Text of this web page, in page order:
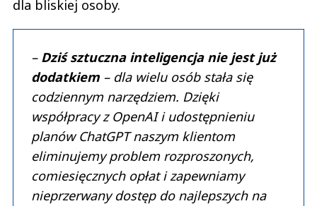
Anuluj
Prześlij komentarz
dla bliskiej osoby.
– Dziś sztuczna inteligencja nie jest już
dodatkiem – dla wielu osób stała się
codziennym narzędziem. Dzięki
współpracy z OpenAI i udostępnieniu
planów ChatGPT naszym klientom
eliminujemy problem rozproszonych,
comiesięcznych opłat i zapewniamy
nieprzerwany dostęp do najlepszych na